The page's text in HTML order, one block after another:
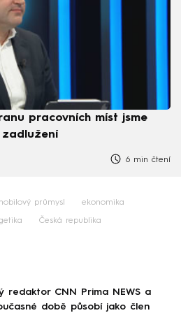
pracovních míst jsme
6 min čtení
průmysl ekonomika
Česká republika
redaktor CNN Prima NEWS a
době působí jako člen